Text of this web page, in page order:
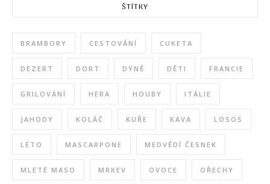
ŠTÍTKY
BRAMBORY CESTOVÁNÍ CUKETA
DEZERT DORT DÝNĚ DĚTI FRANCIE
GRILOVÁNÍ HERA HOUBY ITÁLIE
JAHODY KOLÁČ KUŘE KÁVA LOSOS
LÉTO MASCARPONE MEDVĚDÍ ČESNEK
MLETÉ MASO MRKEV OVOCE OŘECHY